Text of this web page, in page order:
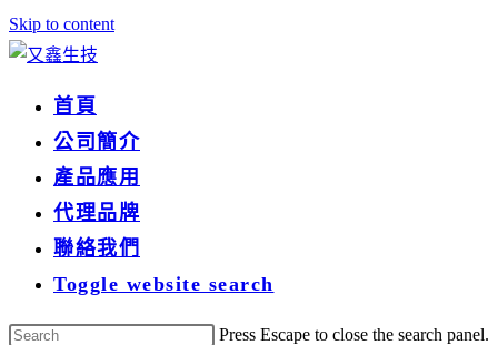
Skip to content
首頁
公司簡介
產品應用
代理品牌
聯絡我們
Toggle website search
Press Escape to close the search panel.